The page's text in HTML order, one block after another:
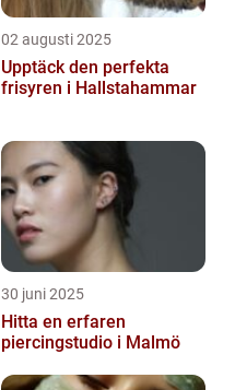
02 augusti 2025
Upptäck den perfekta
frisyren i Hallstahammar
30 juni 2025
Hitta en erfaren
piercingstudio i Malmö